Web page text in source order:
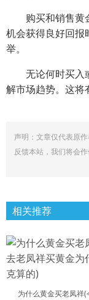
购买和销售黄
机会获得良好回报
举。
无论何时买入
解市场趋势。这将
声明：文章仅代表原
反馈本站，我们将会作
相关推荐
为什么黄金买老凤祥(